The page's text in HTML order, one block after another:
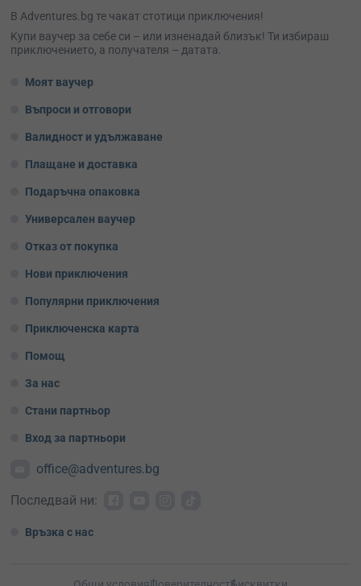
В Adventures.bg те чакат стотици приключения!
Kупи ваучер за себе си – или изненадай близък! Ти избираш
приключението, а получателя – датата.
Моят ваучер
Въпроси и отговори
Валидност и удължаване
Плащане и доставка
Подаръчна опаковка
Универсален ваучер
Отказ от покупка
Нови приключения
Популярни приключения
Приключенска карта
Помощ
За нас
Стани партньор
Вход за партньори
office@adventures.bg
Последвай ни:
Връзка с нас